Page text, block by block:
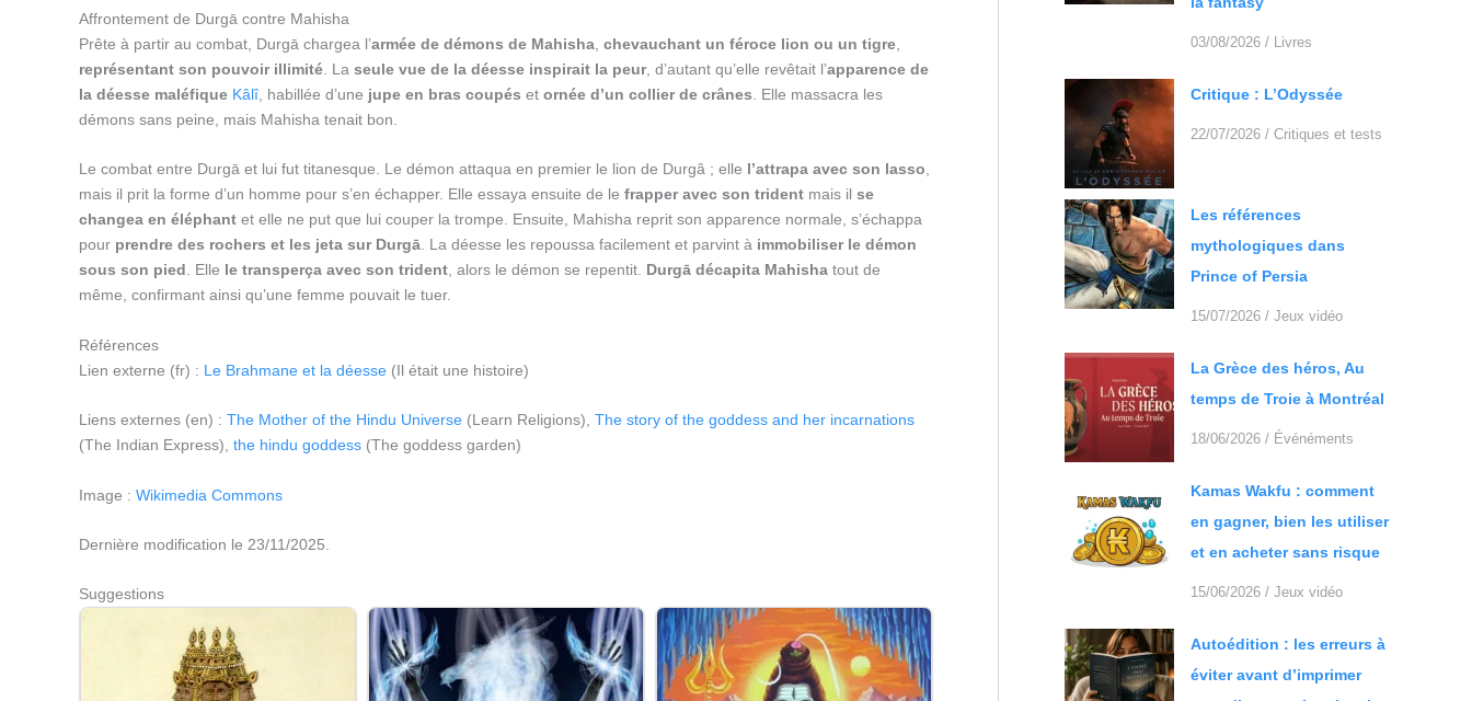
Affrontement de Durgā contre Mahisha
Prête à partir au combat, Durgā chargea l’armée de démons de Mahisha chevauchant un féroce lion ou un tigre
représentant son pouvoir illimité . La seule vue de la déesse inspirait la peur, d’autant qu’elle revêtait l’apparence de
la déesse maléfique Kâlî , habillée d’une jupe en bras coupés et ornée d’un collier de crânes . Elle massacra les
démons sans peine, mais Mahisha tenait bon.
Le combat entre Durgā et lui fut titanesque. Le démon attaqua en premier le lion de Durgâ ; elle l’attrapa avec son lasso,
mais il prit la forme d’un homme pour s’en échapper. Elle essaya ensuite de le frapper avec son trident mais il se
changea en éléphant et elle ne put que lui couper la trompe. Ensuite, Mahisha reprit son apparence normale, s’échappa
pour prendre des rochers et les jeta sur Durgā. La déesse les repoussa facilement et parvint à immobiliser le démon
sous son pied. Elle le transperça avec son trident, alors le démon se repentit. Durgā décapita Mahisha tout de
même, confirmant ainsi qu’une femme pouvait le tuer.
Références
Lien externe (fr) : Le Brahmane et la déesse (Il était une histoire)
Liens externes (en) : The Mother of the Hindu Universe (Learn Religions), The story of the goddess and her incarnations
(The Indian Express), the hindu goddess (The goddess garden)
Image : Wikimedia Commons
Dernière modification le 23/11/2025.
Suggestions
03/08/2026 / Livres
Critique : L’Odyssée
22/07/2026 / Critiques et tests
Les références
mythologiques dans
Prince of Persia
15/07/2026 / Jeux vidéo
La Grèce des héros, Au
temps de Troie à Montréal
18/06/2026 / Événéments
Kamas Wakfu : comment
en gagner, bien les utiliser
et en acheter sans risque
15/06/2026 / Jeux vidéo
Autoédition : les erreurs à
éviter avant d’imprimer